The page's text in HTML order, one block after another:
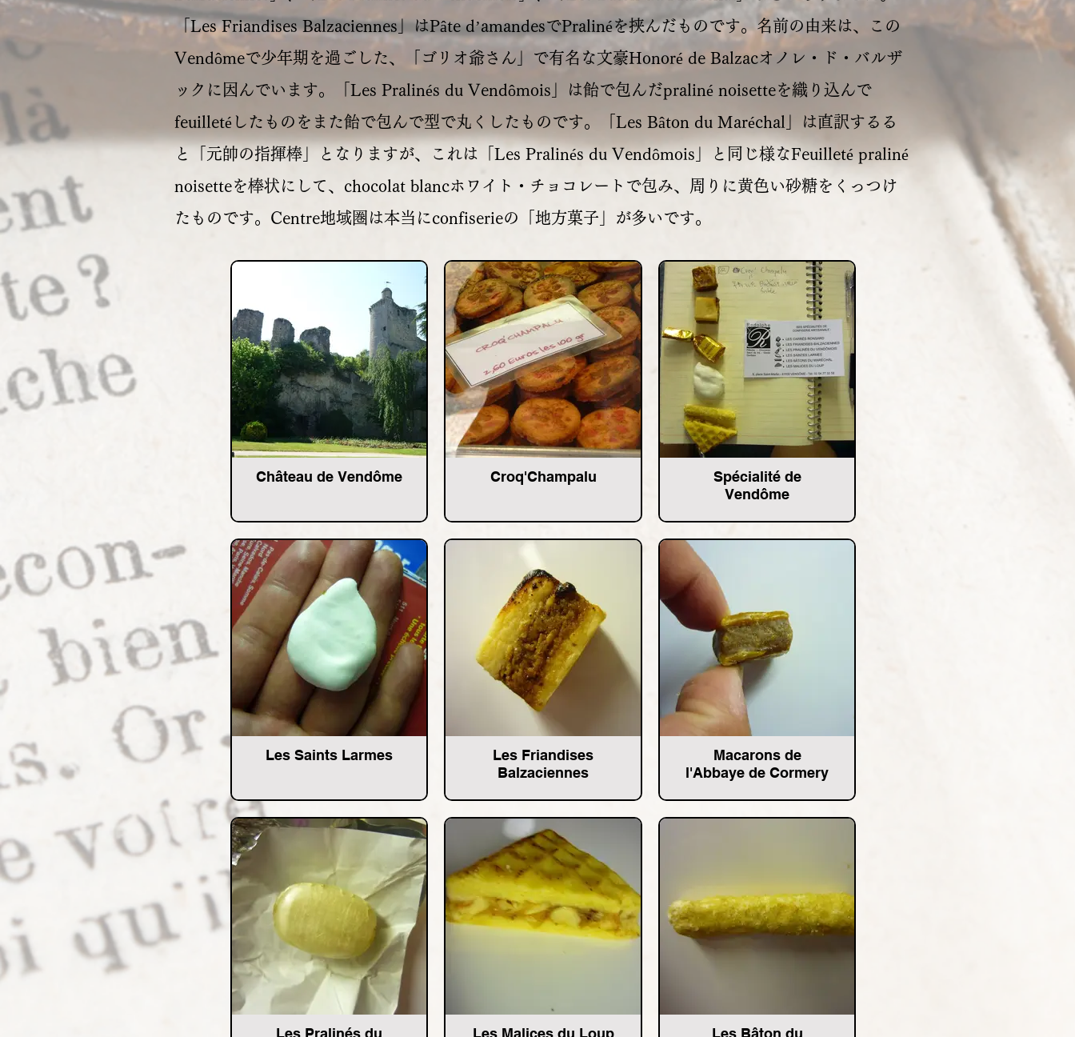
「Les Friandises Balzaciennes」はPâte d’amandesでPralinéを挟んだものです。名前の由来は、この
Vendômeで少年期を過ごした、「ゴリオ爺さん」で有名な文豪Honoré de Balzacオノレ・ド・バルザ
ックに因んでいます。「Les Pralinés du Vendômois」は飴で包んだpraliné noisetteを織り込んで
feuilletéしたものをまた飴で包んで型で丸くしたものです。「Les Bâton du Maréchal」は直訳するる
と「元帥の指揮棒」となりますが、これは「Les Pralinés du Vendômois」と同じ様なFeuilleté praliné
noisetteを棒状にして、chocolat blancホワイト・チョコレートで包み、周りに黄色い砂糖をくっつけ
たものです。Centre地域圏は本当にconfiserieの「地方菓子」が多いです。
Château de Vendôme Croq'Champalu
Spécialité de
Vendôme
Les Saints Larmes
Les Friandises
Balzaciennes
Macarons de
l'Abbaye de Cormery
Les Pralinés du Les Malices du Loup Les Bâton du